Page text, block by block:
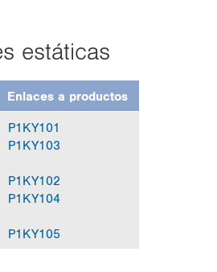
es­tá­ti­cas
En­la­ces a pro­duc­tos
P1KY101
P1KY103
P1KY102
P1KY104
P1KY105